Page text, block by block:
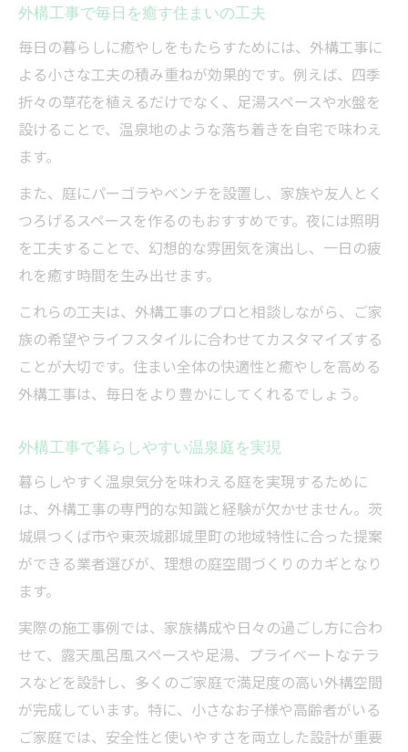
外構工事で毎日を癒す住まいの工夫
毎日の暮らしに癒やしをもたらすためには、外構工事に
よる小さな工夫の積み重ねが効果的です。例えば、四季
折々の草花を植えるだけでなく、足湯スペースや水盤を
設けることで、温泉地のような落ち着きを自宅で味わえ
ます。
また、庭にパーゴラやベンチを設置し、家族や友人とく
つろげるスペースを作るのもおすすめです。夜には照明
を工夫することで、幻想的な雰囲気を演出し、一日の疲
れを癒す時間を生み出せます。
これらの工夫は、外構工事のプロと相談しながら、ご家
族の希望やライフスタイルに合わせてカスタマイズする
ことが大切です。住まい全体の快適性と癒やしを高める
外構工事は、毎日をより豊かにしてくれるでしょう。
外構工事で暮らしやすい温泉庭を実現
暮らしやすく温泉気分を味わえる庭を実現するために
は、外構工事の専門的な知識と経験が欠かせません。茨
城県つくば市や東茨城郡城里町の地域特性に合った提案
ができる業者選びが、理想の庭空間づくりのカギとなり
ます。
実際の施工事例では、家族構成や日々の過ごし方に合わ
せて、露天風呂風スペースや足湯、プライベートなテラ
スなどを設計し、多くのご家庭で満足度の高い外構空間
が完成しています。特に、小さなお子様や高齢者がいる
ご家庭では、安全性と使いやすさを両立した設計が重要